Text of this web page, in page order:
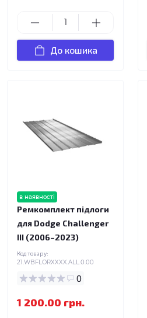
До кошика
в наявності
Ремкомплект підлоги
для Dodge Challenger
III (2006–2023)
Код товару:
21.WBFLORXXXX.ALL.0.00
0
1 200.00 грн.